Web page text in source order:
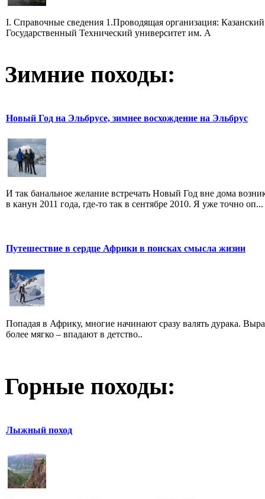
I. Справочные сведения 1.Проводящая организация: Казанский
Государственный Технический университет им. А
Зимние походы:
Новый Год на Эльбрусе, зимнее восхождение на Эльбрус
И так банальное желание встречать Новый Год вне дома
в канун 2011 года, где-то так в сентябре 2010. Я уже точно оп...
Путешествие в сердце Африки в поисках смысла жизни
Попадая в Африку, многие начинают сразу валять дурака.
более мягко – впадают в детство..
Горные походы:
Лыжный поход